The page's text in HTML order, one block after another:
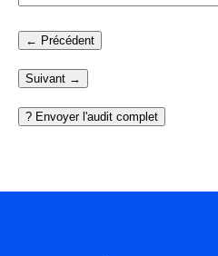
← Précédent
Suivant →